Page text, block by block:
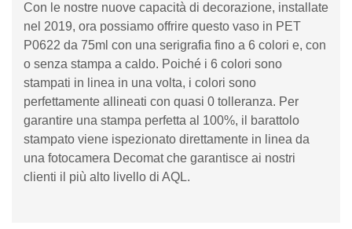
Con le nostre nuove capacità di decorazione, installate
nel 2019, ora possiamo offrire questo vaso in PET
P0622 da 75ml con una serigrafia fino a 6 colori e, con
o senza stampa a caldo. Poiché i 6 colori sono
stampati in linea in una volta, i colori sono
perfettamente allineati con quasi 0 tolleranza. Per
garantire una stampa perfetta al 100%, il barattolo
stampato viene ispezionato direttamente in linea da
una fotocamera Decomat che garantisce ai nostri
clienti il ​​più alto livello di AQL.